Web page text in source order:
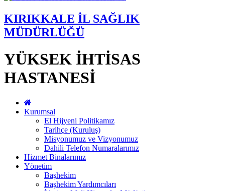
KIRIKKALE İL SAĞLIK
MÜDÜRLÜĞÜ
YÜKSEK İHTİSAS
HASTANESİ
Kurumsal
El Hijyeni Politikamız
Tarihçe (Kuruluş)
Misyonumuz ve Vizyonumuz
Dahili Telefon Numaralarımız
Hizmet Binalarımız
Yönetim
Başhekim
Başhekim Yardımcıları